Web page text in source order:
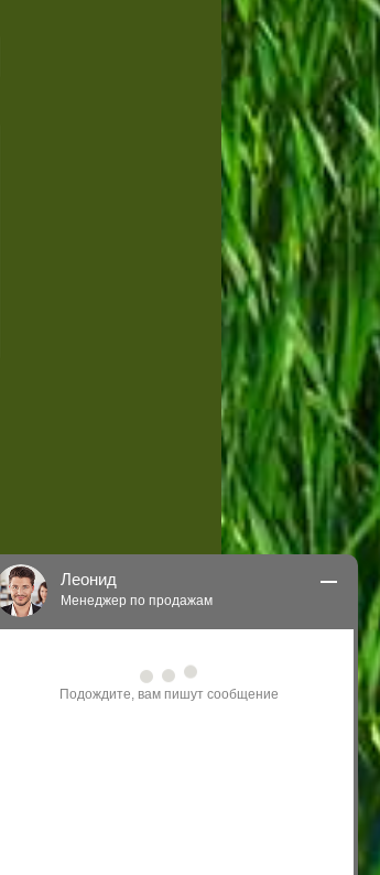
площади.
и дешевых до
Леонид
Менеджер по продажам
проконсультировать Вас по нашим
акциям и проектам.